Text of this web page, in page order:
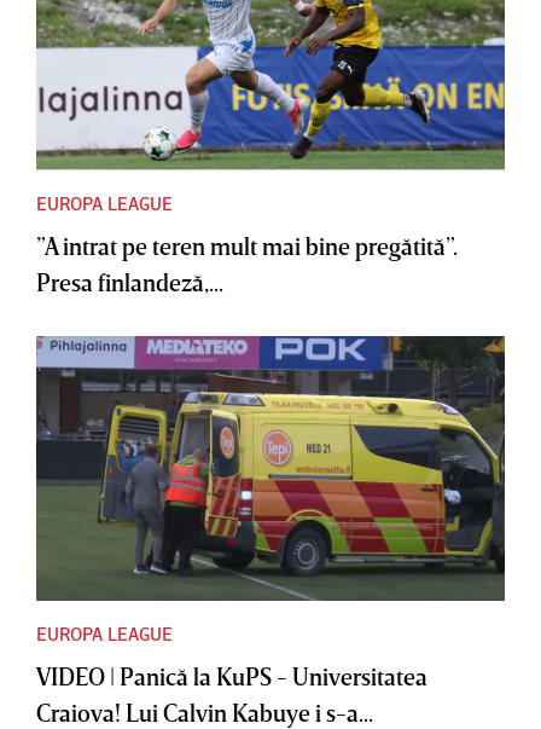
EUROPA LEAGUE
”A intrat pe teren mult mai bine pregătită”.
Presa finlandeză,...
EUROPA LEAGUE
VIDEO | Panică la KuPS - Universitatea
Craiova! Lui Calvin Kabuye i s-a...